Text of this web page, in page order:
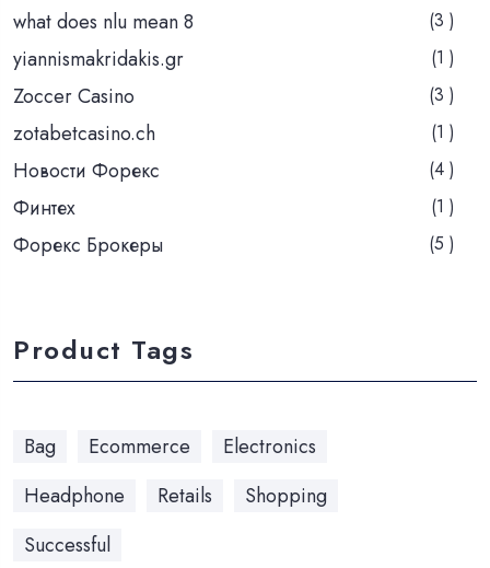
what does nlu mean 8 (3 )
yiannismakridakis.gr (1 )
Zoccer Casino (3 )
zotabetcasino.ch (1 )
Новости Форекс (4 )
Финтех (1 )
Форекс Брокеры (5 )
Product Tags
Bag Ecommerce
Electronics
Headphone
Retails
Shopping
Successful